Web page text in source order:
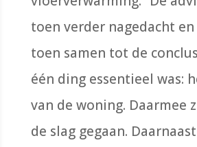
toen verder nagedacht
toen samen tot de
één ding essentieel was:
van de woning. Daarmee
de slag gegaan. Daarnaast